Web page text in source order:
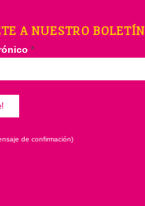
A NUESTRO BOLETÍN
*
de confirmación)